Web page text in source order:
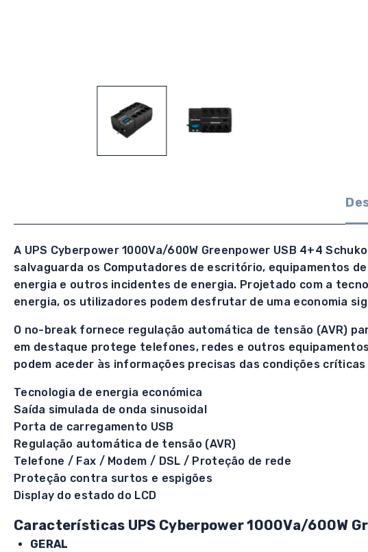
A UPS Cyberpower 1000Va/600W Greenpower USB 4+4
salvaguarda os Computadores de escritório, equipamentos
energia e outros incidentes de energia. Projetado com a
energia, os utilizadores podem desfrutar de uma economia
O no-break fornece regulação automática de tensão (AVR)
em destaque protege telefones, redes e outros
podem aceder às informações precisas das condições
Tecnologia de energia económica
Saída simulada de onda sinusoidal
Porta de carregamento USB
Regulação automática de tensão (AVR)
Telefone / Fax / Modem / DSL / Proteção de rede
Proteção contra surtos e espigões
Display do estado do LCD
Características UPS Cyberpower 1000Va/600W
GERAL